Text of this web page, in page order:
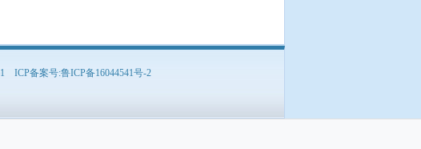
ICP备案号:鲁ICP备16044541号-2